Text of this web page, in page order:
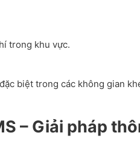
trong khu vực.
biệt trong các không gian
– Giải pháp